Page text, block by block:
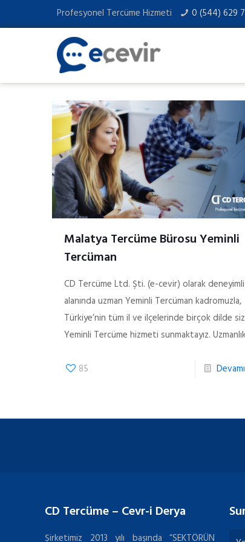
Profesyonel Tercüme Hizmeti 0 (544) 629
Malatya Tercüme Bürosu Yeminli
Tercüman
CD Tercüme Ltd. Şti. (e-cevir) olarak
alanında uzman Yeminli Tercüman kadromuzla,
Türkiye’nin tüm il ve ilçelerinde birçok dilde
Yeminli Tercüme hizmeti sunmaktayız.
85
CD Tercüme – Cevr-i Derya
Şirketimiz 2013 yılı başında “SEKTÖRÜN